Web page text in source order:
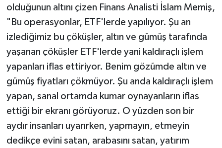
olduğunun altını çizen Finans Analisti İslam Memiş,
"Bu operasyonlar, ETF'lerde yapılıyor. Şu an
izlediğimiz bu çöküşler, altın ve gümüş tarafında
yaşanan çöküşler ETF'lerde yani kaldıraçlı işlem
yapanları iflas ettiriyor. Benim gözümde altın ve
gümüş fiyatları çökmüyor. Şu anda kaldıraçlı işlem
yapan, sanal ortamda kumar oynayanların iflas
ettiği bir ekranı görüyoruz. O yüzden son bir
aydır insanları uyarırken, yapmayın, etmeyin
dedikçe evini satan, arabasını satan, yatırım